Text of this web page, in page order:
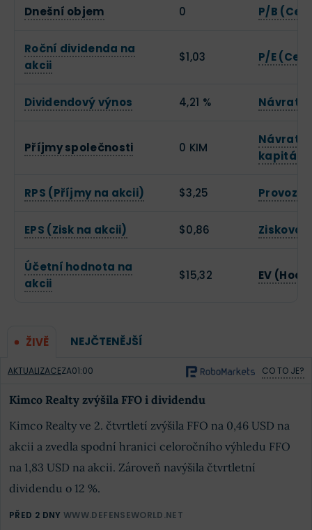
Dnešní objem 0 P/B
Roční dividenda na
akcii
$1,03 P/E
Dividendový výnos 4,21 %
Příjmy společnosti 0 KIM
kapitálu
RPS (Příjmy na akcii) $3,25
EPS (Zisk na akcii) $0,86 Zisková
Účetní hodnota na
akcii
$15,32 EV
ŽIVĚ NEJČTENĚJŠÍ
AKTUALIZACEZA01:00 CO TO JE?
Kimco Realty zvýšila FFO i dividendu
Kimco Realty ve 2. čtvrtletí zvýšila FFO na 0,46 USD na
akcii a zvedla spodní hranici celoročního výhledu FFO
na 1,83 USD na akcii. Zároveň navýšila čtvrtletní
dividendu o 12 %.
PŘED 2 DNY WWW.DEFENSEWORLD.NET